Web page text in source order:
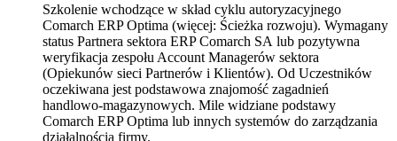
Szkolenie wchodzące w skład cyklu autoryzacyjnego
Comarch ERP Optima (więcej: Ścieżka rozwoju). Wymagany
status Partnera sektora ERP Comarch SA lub pozytywna
weryfikacja zespołu Account Managerów sektora
(Opiekunów sieci Partnerów i Klientów). Od Uczestników
oczekiwana jest podstawowa znajomość zagadnień
handlowo-magazynowych. Mile widziane podstawy
Comarch ERP Optima lub innych systemów do zarządzania
działalnością firmy.